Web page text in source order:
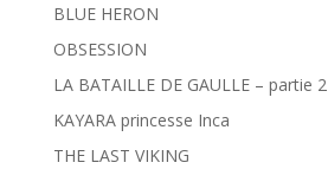
BLUE HERON
OBSESSION
LA BATAILLE DE GAULLE – partie 2
KAYARA princesse Inca
THE LAST VIKING